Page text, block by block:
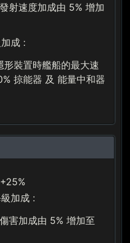
射速度加成由 5% 增加
成 :
形裝置時艦船的最大速
掠能器 及 能量中和器
加成 :
害加成由 5% 增加至